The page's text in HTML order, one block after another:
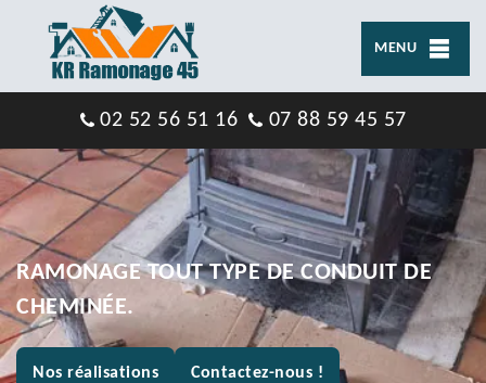
MENU
02 52 56 51 16 07 88 59 45 57
RAMONAGE TOUT TYPE DE CONDUIT DE
CHEMINÉE.
Nos réalisations Contactez-nous !